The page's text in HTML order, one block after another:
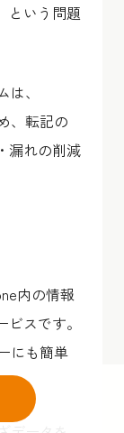
という問題
、
、転記の
漏れの削減
内の情報
スです。
にも簡単